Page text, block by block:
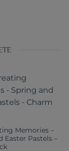
Memories –
Easter Pastels –